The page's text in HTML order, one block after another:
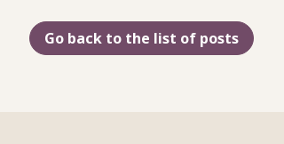
Go back to the list of posts